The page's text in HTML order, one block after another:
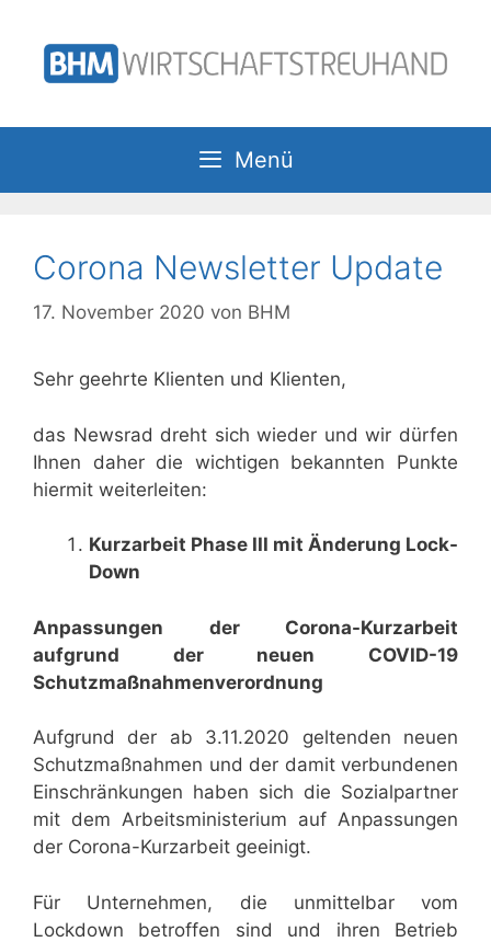
Inhalt
springen
Menü
Corona Newsletter Update
17. November 2020 von BHM
Sehr geehrte Klienten und Klienten,
das Newsrad dreht sich wieder und wir dürfen
Ihnen daher die wichtigen bekannten Punkte
hiermit weiterleiten:
Kurzarbeit Phase III mit Änderung Lock-
Down
Anpassungen der Corona-Kurzarbeit
aufgrund der neuen COVID-19
Schutzmaßnahmenverordnung
Aufgrund der ab 3.11.2020 geltenden neuen
Schutzmaßnahmen und der damit verbundenen
Einschränkungen haben sich die Sozialpartner
mit dem Arbeitsministerium auf Anpassungen
der Corona-Kurzarbeit geeinigt.
Für Unternehmen, die unmittelbar vom
Lockdown betroffen sind und ihren Betrieb